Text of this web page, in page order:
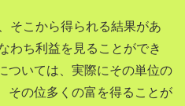
そこから得られる結果があ
わち利益を見ることができ
ついては、実際にその単位の
その位多くの富を得ることが